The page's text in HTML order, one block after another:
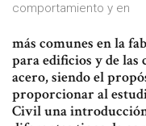
comportamiento y en
más comunes en la
para edificios y de
acero, siendo el
proporcionar al
Civil una